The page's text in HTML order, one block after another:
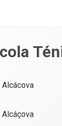
Alcácova
Alcáçova